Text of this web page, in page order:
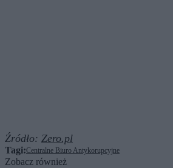
Źródło: Zero.pl
Tagi:Centralne Biuro Antykorupcyjne
Zobacz również